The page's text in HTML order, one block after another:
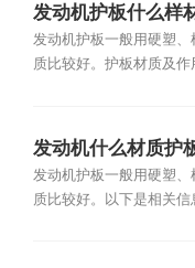
发动机护板什么样
发动机护板一般用硬塑
质比较好。护板材质及作
发动机什么材质护
发动机护板一般用硬塑
质比较好。以下是相关信